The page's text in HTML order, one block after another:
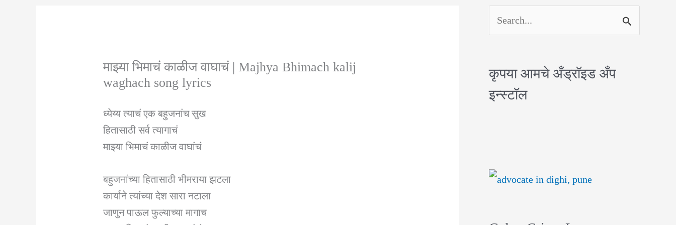
माझ्या भिमाचं काळीज वाघाचं | Majhya Bhimach kalij
waghach song lyrics
ध्येय्य त्याचं एक बहुजनांच सुख
हितासाठी सर्व त्यागाचं
माझ्या भिमाचं काळीज वाघांचं
बहुजनांच्या हितासाठी भीमराया झटला
कार्याने त्यांच्या देश सारा नटाला
जाणुन पाऊल फुल्याच्या मागाच
e
r
c
r
कृपया आमचे अँड्रॉइड अँप
इन्स्टॉल